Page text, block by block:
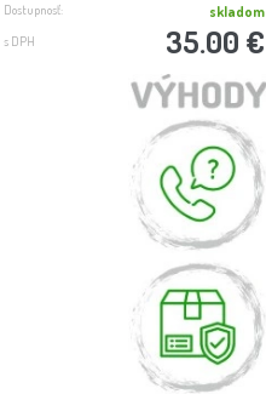
Dostupnosť: skladom
s DPH 35.00 €